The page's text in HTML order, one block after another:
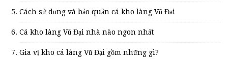
Cách sử dụng và bảo quản cá kho làng Vũ Đại
Cá kho làng Vũ Đại nhà nào ngon nhất
Gia vị kho cá làng Vũ Đại gồm những gì?